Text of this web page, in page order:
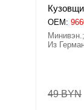
OEM:
Из
49 BYN